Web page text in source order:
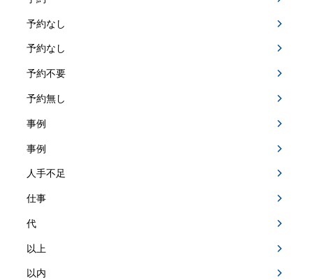
予約なし
予約なし
予約不要
予約無し
事例
事例
人手不足
仕事
代
以上
以内